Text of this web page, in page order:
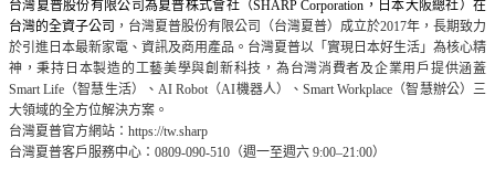
台灣夏普股份有限公司為夏普株式會社（SHARP Corporation，日本大阪總社）在
台灣的全資子公司 ，台灣夏普股份有限公司（台灣夏普）成立於2017年，長期致力
於引進日本最新家電、資訊及商用產品。台灣夏普以「實現日本好生活」為核心精
神，秉持日本製造的工藝美學與創新科技，為台灣消費者及企業用戶提供涵蓋
Smart Life（智慧生活）、AI Robot（AI機器人）、Smart Workplace（智慧辦公）三
大領域的全方位解決方案。
台灣夏普官方網站：https://tw.sharp
台灣夏普客戶服務中心：0809-090-510（週一至週六 9:00–21:00）